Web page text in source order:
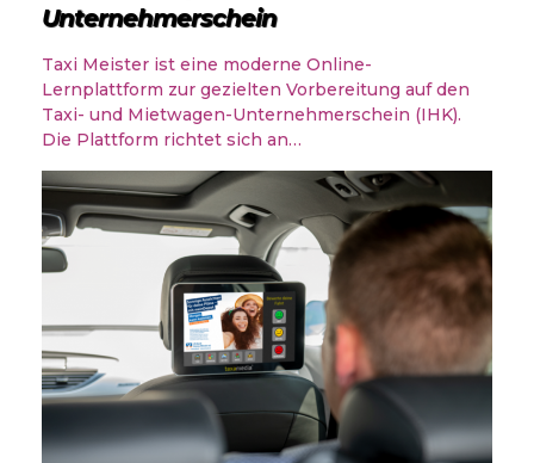
Unternehmerschein
Taxi Meister ist eine moderne Online-
Lernplattform zur gezielten Vorbereitung auf den
Taxi- und Mietwagen-Unternehmerschein (IHK).
Die Plattform richtet sich an…